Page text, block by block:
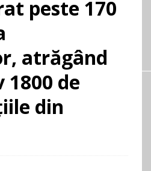
are nevoie de optimism artificial!
peste 170
atrăgând
de
din